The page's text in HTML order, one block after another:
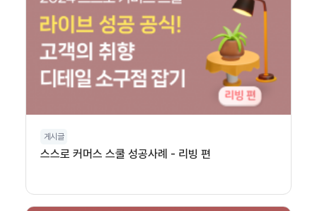
게시글
스스로 커머스 스쿨 성공사례 - 리빙 편